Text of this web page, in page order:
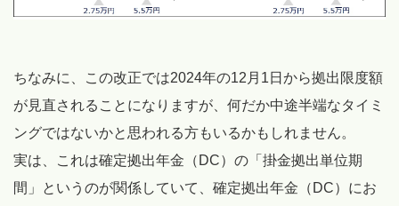
ちなみに、この改正では2024年の12月1日から拠出限度額
が見直されることになりますが、何だか中途半端なタイミ
ングではないかと思われる方もいるかもしれません。
実は、これは確定拠出年金（DC）の「掛金拠出単位期
間」というのが関係していて、確定拠出年金（DC）にお